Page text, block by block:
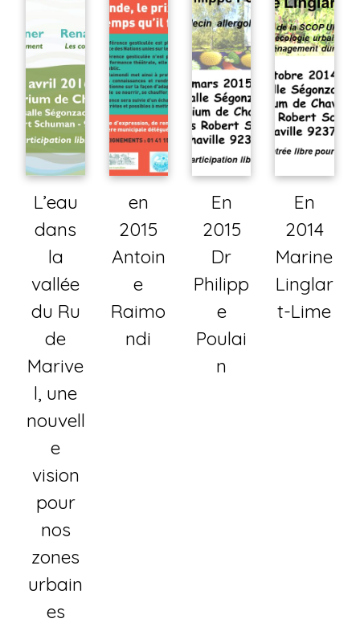
L’eau
dans
la
vallée
du Ru
de
Marive
l, une
nouvell
e
vision
pour
nos
zones
urbain
es
en
2015
Antoin
e
Raimo
ndi
En
2015
Dr
Philipp
e
Poulai
n
En
2014
Marine
Linglar
t-Lime